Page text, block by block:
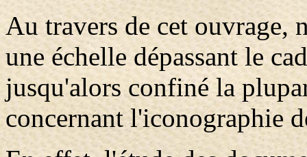
Au travers de cet ouvrage,
une échelle dépassant le
jusqu'alors confiné la
concernant l'iconographie